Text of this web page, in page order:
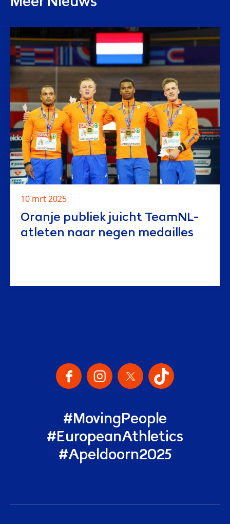
10 mrt 2025
Oranje publiek juicht TeamNL-
atleten naar negen medailles
Onze Social Media Kanalen
#MovingPeople
#EuropeanAthletics
#Apeldoorn2025